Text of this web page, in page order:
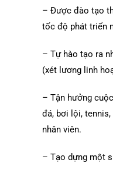
– Được đào tạo
tốc độ phát triển
– Tự hào tạo ra
(xét lương linh
– Tận hưởng
đá, bơi lội,
nhân viên.
– Tạo dựng một